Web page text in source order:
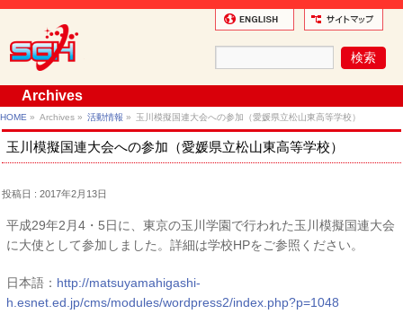
Archives
HOME » Archives » 活動情報 » 玉川模擬国連大会への参加（愛媛県立松山東高等学校）
玉川模擬国連大会への参加（愛媛県立松山東高等学校）
投稿日 : 2017年2月13日
平成29年2月4・5日に、東京の玉川学園で行われた玉川模擬国連大会
に大使として参加しました。詳細は学校HPをご参照ください。
日本語： http://matsuyamahigashi-
h.esnet.ed.jp/cms/modules/wordpress2/index.php?p=1048